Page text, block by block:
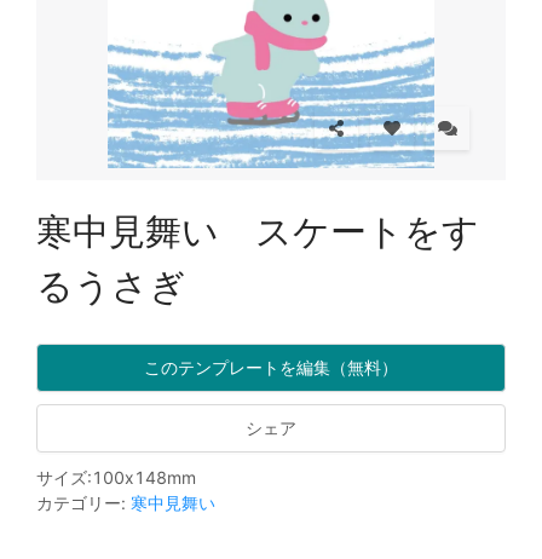
寒中見舞い スケートをす
るうさぎ
このテンプレートを編集（無料）
シェア
サイズ:100x148mm
カテゴリー: 寒中見舞い